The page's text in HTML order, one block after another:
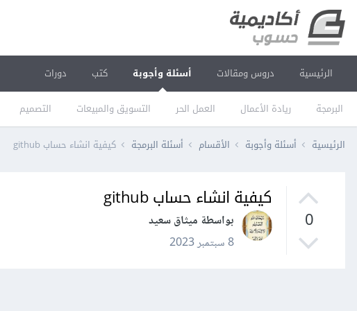
الرئيسية دروس ومقالات أسئلة وأجوبة
البرمجة ريادة الأعمال العمل الحر التسويق والمبيعات التصميم
كتب دورات
الرئيسية أسئلة وأجوبة الأقسام أسئلة البرمجة كيفية انشاء حساب github
0
كيفية انشاء حساب github
بواسطة ميثاق سعيد
8 سبتمبر 2023